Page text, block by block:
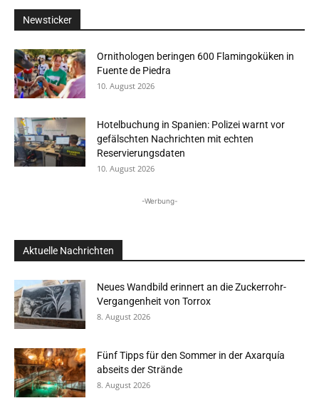
Newsticker
Ornithologen beringen 600 Flamingoküken in
Fuente de Piedra
10. August 2026
Hotelbuchung in Spanien: Polizei warnt vor
gefälschten Nachrichten mit echten
Reservierungsdaten
10. August 2026
-Werbung-
Aktuelle Nachrichten
Neues Wandbild erinnert an die Zuckerrohr-
Vergangenheit von Torrox
8. August 2026
Fünf Tipps für den Sommer in der Axarquía
abseits der Strände
8. August 2026